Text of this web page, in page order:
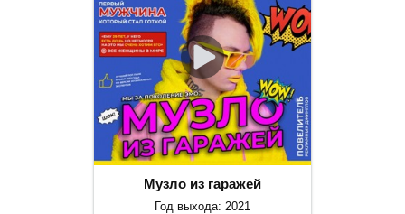
Музло из гаражей
Год выхода: 2021